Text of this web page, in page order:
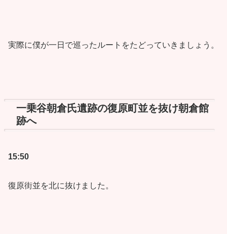
実際に僕が一日で巡ったルートをたどっていきましょう。
一乗谷朝倉氏遺跡の復原町並を抜け朝倉館
跡へ
15:50
復原街並を北に抜けました。